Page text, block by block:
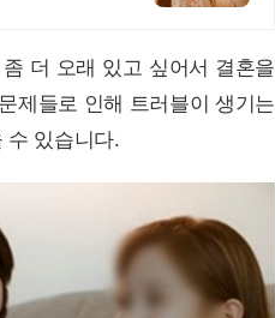
더 오래 있고 싶어서 결혼을
제들로 인해 트러블이 생기는
수 있습니다.